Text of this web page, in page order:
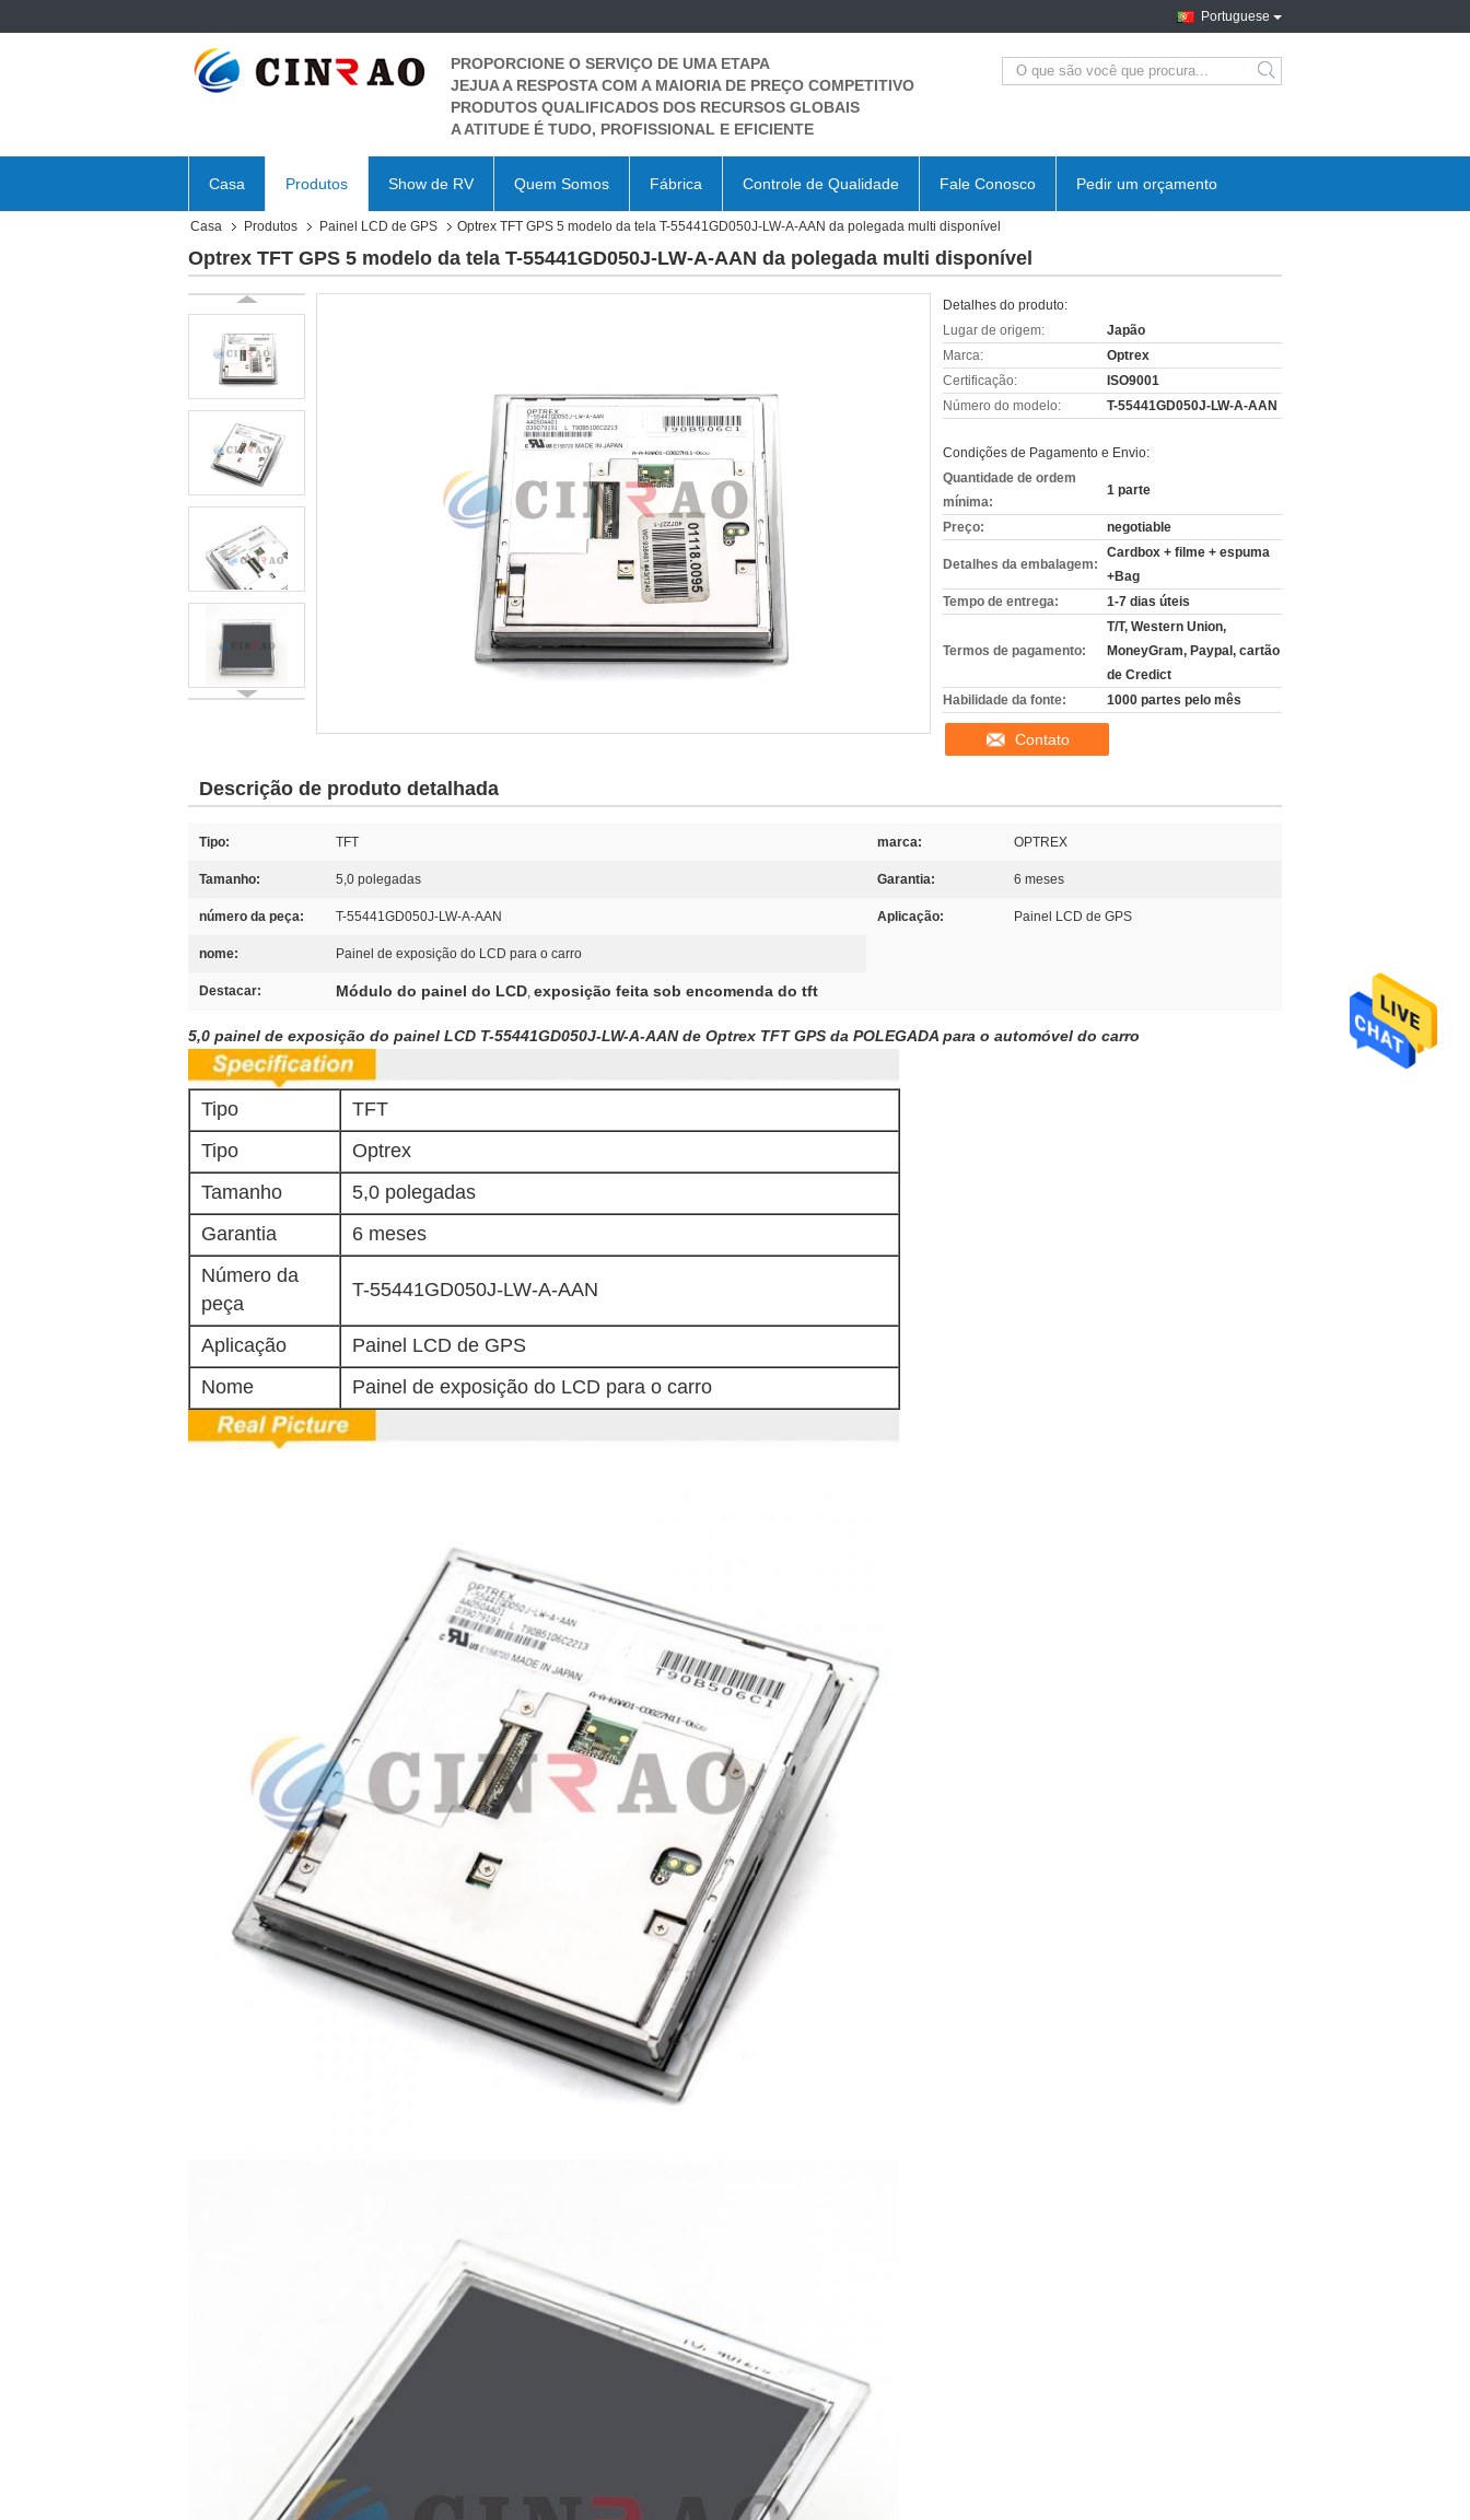
Portuguese
PROPORCIONE O SERVIÇO DE UMA ETAPA
JEJUA A RESPOSTA COM A MAIORIA DE PREÇO COMPETITIVO
PRODUTOS QUALIFICADOS DOS RECURSOS GLOBAIS
A ATITUDE É TUDO, PROFISSIONAL E EFICIENTE
Casa Produtos Show de RV Quem Somos Fábrica Controle de Qualidade Fale Conosco Pedir um orçamento
Casa Produtos Painel LCD de GPS Optrex TFT GPS 5 modelo da tela T-55441GD050J-LW-A-AAN da polegada multi disponível
Optrex TFT GPS 5 modelo da tela T-55441GD050J-LW-A-AAN da polegada multi disponível
Detalhes do produto:
Lugar de origem:
Japão
Marca:
Optrex
Certificação:
ISO9001
Número do modelo:
T-55441GD050J-LW-A-AAN
Condições de Pagamento e Envio:
Quantidade de ordem
mínima:
1 parte
Preço: negotiable
Detalhes da embalagem:
Cardbox + filme + espuma
+Bag
Tempo de entrega:
1-7 dias úteis
Termos de pagamento:
T/T, Western Union,
MoneyGram, Paypal, cartão
de Credict
Habilidade da fonte:
1000 partes pelo mês
Contato
Descrição de produto detalhada
Tipo: TFT marca: OPTREX
Tamanho: 5,0 polegadas Garantia: 6 meses
número da peça: T-55441GD050J-LW-A-AAN Aplicação: Painel LCD de GPS
nome: Painel de exposição do LCD para o carro
Destacar: Módulo do painel do LCD, exposição feita sob encomenda do tft
5,0 painel de exposição do painel LCD T-55441GD050J-LW-A-AAN de Optrex TFT GPS da POLEGADA para o automóvel do carro
Tipo
TFT
Tipo
Optrex
Tamanho
5,0 polegadas
Garantia
6 meses
Número da
peça
T-55441GD050J-LW-A-AAN
Aplicação
Painel LCD de GPS
Nome
Painel de exposição do LCD para o carro